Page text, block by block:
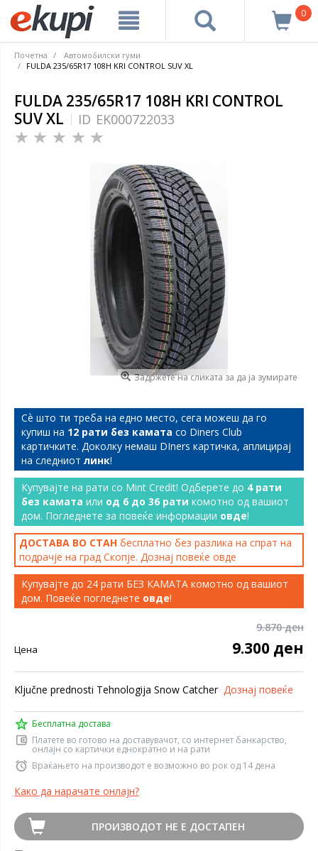
0
Почетна
Автомобилски гуми
FULDA 235/65R17 108H KRI CONTROL SUV XL
FULDA 235/65R17 108H KRI CONTROL
SUV XL
ID EK000722033
Задржете на сликата за да ја зумирате
Сѐ што ти треба на едно место, сега можеш да го
купиш на 12 рати без камата со Diners Club
картичките. Доколку немаш DIners картичка, аплицирај
на следниот линк!
Купувајте на рати со Mint Credit! Одберете до 4 рати
без камата или од 6 до 36 рати комотно од вашиот
дом. Погледнете за повеќе информации овде!
ДОСТАВА ВО СТАН бесплатно без разлика на спрат на
подрачје на град Скопје. Дознај повеќе овде
Купувајте до 24 рати БЕЗ КАМАТА комотно од вашиот
дом. Повеќе погледнете овде!
9.870 ден
Цена 9.300 ден
Ključne prednosti Tehnologija Snow Catcher Дознај повеќе
Бесплатна достава
Платете во готово на доставувачот, со интернет банкарство,
онлајн со картички еднократно и на рати
Враќањето на производот е возможно во рок од 14 дена
Како да нарачате онлајн?
ПРОИЗВОДОТ НЕ Е ДОСТАПЕН